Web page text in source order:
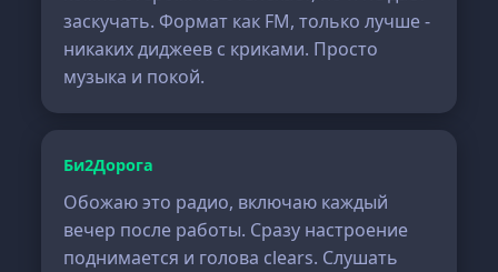
заскучать. Формат как FM, только лучше -
никаких диджеев с криками. Просто
музыка и покой.
Би2Дорога
Обожаю это радио, включаю каждый
вечер после работы. Сразу настроение
поднимается и голова clears. Слушать